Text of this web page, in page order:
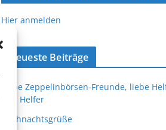
Hier anmelden
Neueste Beiträge
Liebe Zeppelinbörsen-Freunde, liebe
und Helfer
Weihnachtsgrüße